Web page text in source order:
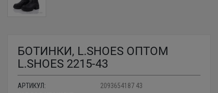
БОТИНКИ, L.SHOES ОПТОМ
L.SHOES 2215-43
АРТИКУЛ:
2093654187 43